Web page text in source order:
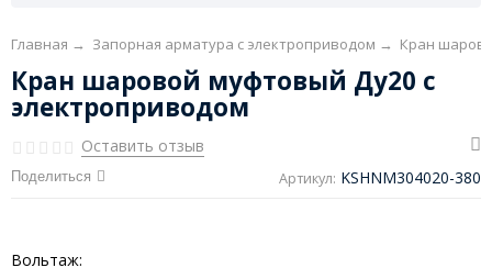
Главная → Запорная арматура с электроприводом → Кран
Кран шаровой муфтовый Ду20 с
электроприводом
Оставить отзыв
Поделиться Артикул: KSHNM304020-380
Вольтаж: